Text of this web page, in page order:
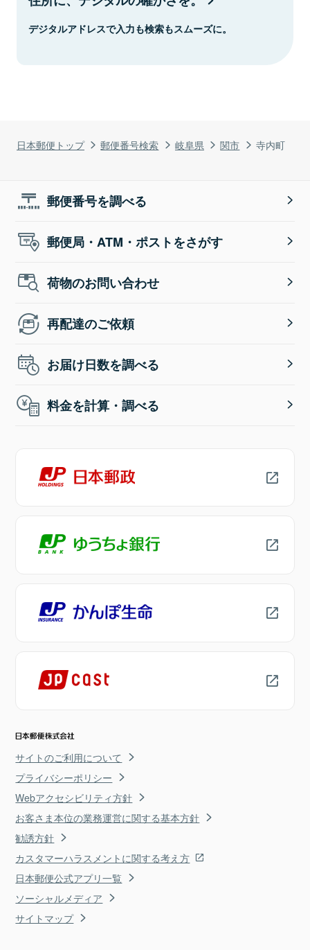
日本郵便トップ 郵便番号検索 岐阜県 関市 寺内町
デジタルアドレスで入力も検索もスムーズに。
郵便番号を調べる
郵便局・ATM・ポストをさがす
荷物のお問い合わせ
再配達のご依頼
お届け日数を調べる
料金を計算・調べる
サイトのご利用について
プライバシーポリシー
Webアクセシビリティ方針
お客さま本位の業務運営に関する基本方針
勧誘方針
カスタマーハラスメントに関する考え方
日本郵便公式アプリ一覧
ソーシャルメディア
サイトマップ